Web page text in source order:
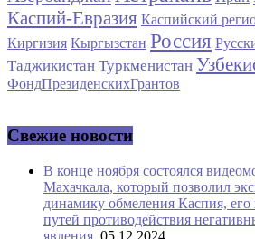
Каспий-Евразия Каспийский
Киргизия Кыргызстан Россия
Таджикистан Туркменистан
ФондПрезиденскихГрантов
Свежие новости
В конце ноября состоялся
Махачкала, который позволил
динамику обмеления Каспия,
путей противодействия
явления. 05.12.2024